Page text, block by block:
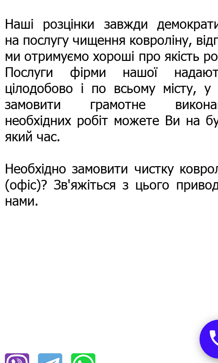
Наші розцінки завжди
на послугу чищення ковроліну,
ми отримуємо хороші про якість
Послуги фірми нашої
цілодобово і по всьому місту, у
замовити грамотне
необхідних робіт можете Ви на
який час.
Необхідно замовити чистку
(офіс)? Зв'яжіться з цього
нами.